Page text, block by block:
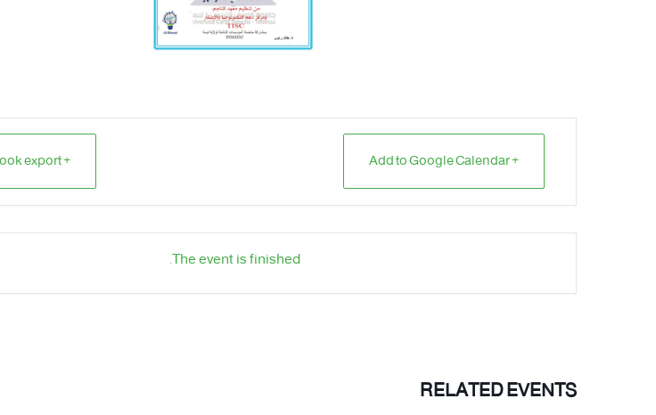
+ Add to Google Calendar
+ iCal / Outlook export
The event is finished.
RELATED EVENTS